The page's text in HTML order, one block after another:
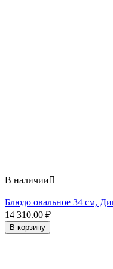
В наличии
Блюдо овальное 34 см,
14 310.00 ₽
В корзину